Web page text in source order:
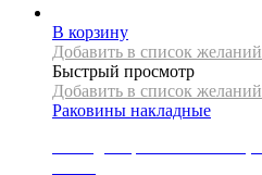
В корзину
Добавить в список желаний
Быстрый просмотр
Добавить в список желаний
Раковины накладные